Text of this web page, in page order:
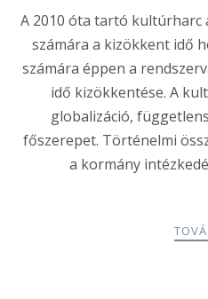
A 2010 óta tartó
számára a kizökkent idő
számára éppen a
idő kizökkentése. A
globalizáció,
főszerepet. Történelmi
a kormány